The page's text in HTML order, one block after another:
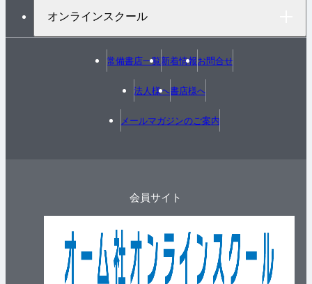
オンラインスクール
常備書店一覧新着情報お問合せ
法人様へ書店様へ
メールマガジンのご案内
会員サイト